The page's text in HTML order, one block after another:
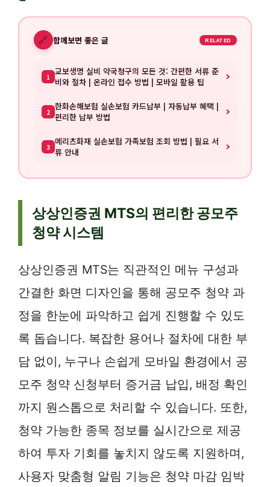
🔗 함께보면 좋은 글 RELATED
1 교보생명 실비 약국청구의 모든 것: 간편한 서류 준
비와 절차 | 온라인 접수 방법 | 모바일 활용 팁
2 한화손해보험 실손보험 카드납부 | 자동납부 혜택 |
편리한 납부 방법
3 메리츠화재 실손보험 가족보험 조회 방법 | 필요 서
류 안내
상상인증권 MTS의 편리한 공모주
청약 시스템
상상인증권 MTS는 직관적인 메뉴 구성과
간결한 화면 디자인을 통해 공모주 청약 과
정을 한눈에 파악하고 쉽게 진행할 수 있도
록 돕습니다. 복잡한 용어나 절차에 대한 부
담 없이, 누구나 손쉽게 모바일 환경에서 공
모주 청약 신청부터 증거금 납입, 배정 확인
까지 원스톱으로 처리할 수 있습니다. 또한,
청약 가능한 종목 정보를 실시간으로 제공
하여 투자 기회를 놓치지 않도록 지원하며,
사용자 맞춤형 알림 기능은 청약 마감 임박